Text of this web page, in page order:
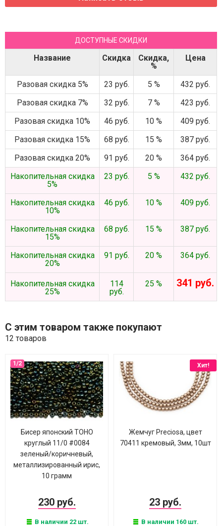
ДОСТУПНЫЕ СКИДКИ
Название Скидка
Скидка,
%
Цена
Разовая скидка 5% 23 руб. 5 %
432 руб.
Разовая скидка 7%
32 руб. 7 %
423 руб.
Разовая скидка 10%
46 руб. 10 %
409 руб.
Разовая скидка 15%
68 руб. 15 %
387 руб.
Разовая скидка 20%
91 руб. 20 %
364 руб.
Накопительная скидка
5%
23 руб. 5 % 432 руб.
Накопительная скидка
10%
46 руб. 10 % 409 руб.
Накопительная скидка
15%
68 руб. 15 % 387 руб.
Накопительная скидка
20%
91 руб. 20 % 364 руб.
Накопительная скидка
25%
114
руб.
25 % 341 руб.
С этим товаром также покупают
12 товаров
Бисер японский TOHO
круглый 11/0 #0084
зеленый/коричневый,
металлизированный ирис,
10 грамм
230 руб.
В наличии 22 шт.
Хит!
Жемчуг Preciosa, цвет
70411 кремовый, 3мм, 10шт
23 руб.
В наличии 160 шт.